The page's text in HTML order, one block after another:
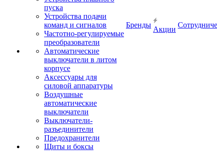
пуска
Устройства подачи
команд и сигналов
Частотно-регулируемые
преобразователи
Автоматические
выключатели в литом
корпусе
Аксессуары для
силовой аппаратуры
Воздушные
автоматические
выключатели
Выключатели-
разъединители
Предохранители
Щиты и боксы
Бренды
Акции